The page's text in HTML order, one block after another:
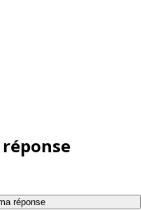
réponse